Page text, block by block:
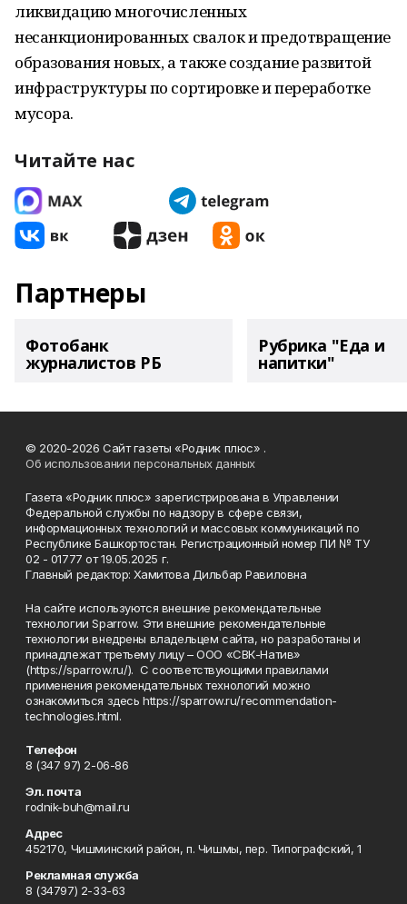
ликвидацию многочисленных
несанкционированных свалок и предотвращение
образования новых, а также создание развитой
инфраструктуры по сортировке и переработке
мусора.
Читайте нас
Партнеры
Фотобанк
журналистов РБ
Рубрика "Еда и
напитки"
© 2020-2026 Сайт газеты «Родник плюс» .
Об использовании персональных данных
Газета «Родник плюс» зарегистрирована в Управлении
Федеральной службы по надзору в сфере связи,
информационных технологий и массовых коммуникаций по
Республике Башкортостан. Регистрационный номер ПИ № ТУ
02 - 01777 от 19.05.2025 г.
Главный редактор: Хамитова Дильбар Равиловна
На сайте используются внешние рекомендательные
технологии Sparrow. Эти внешние рекомендательные
технологии внедрены владельцем сайта, но разработаны и
принадлежат третьему лицу – ООО «СВК-Натив»
(https://sparrow.ru/). С соответствующими правилами
применения рекомендательных технологий можно
ознакомиться здесь https://sparrow.ru/recommendation-
technologies.html.
Телефон
8 (347 97) 2-06-86
Эл. почта
rodnik-buh@mail.ru
Адрес
452170, Чишминский район, п. Чишмы, пер. Типографский, 1
Рекламная служба
8 (34797) 2-33-63